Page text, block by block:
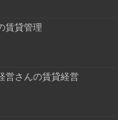
賃貸管理
営さんの賃貸経営